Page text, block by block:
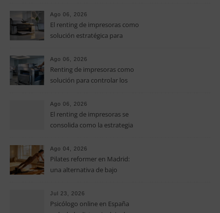
especialidad
Ago 06, 2026
El renting de impresoras como
solución estratégica para
pymes
Ago 06, 2026
Renting de impresoras como
solución para controlar los
pymes
Ago 06, 2026
El renting de impresoras se
consolida como la estrategia
operativos en las pequeñas y
medianas empresas
Ago 04, 2026
Pilates reformer en Madrid:
una alternativa de bajo
fuerza y movilidad
Jul 23, 2026
Psicólogo online en España